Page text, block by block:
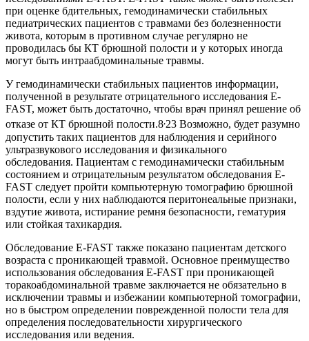
при оценке бдительных, гемодинамически стабильных
педиатрических пациентов с травмами без болезненности
живота, которым в противном случае регулярно не
проводилась бы КТ брюшной полости и у которых иногда
могут быть интраабдоминальные травмы.
У гемодинамически стабильных пациентов информации,
полученной в результате отрицательного исследования E-
FAST, может быть достаточно, чтобы врач принял решение об
отказе от КТ брюшной полости.8,23 Возможно, будет разумно
допустить таких пациентов для наблюдения и серийного
ультразвукового исследования и физикального
обследования. Пациентам с гемодинамически стабильным
состоянием и отрицательным результатом обследования E-
FAST следует пройти компьютерную томографию брюшной
полости, если у них наблюдаются перитонеальные признаки,
вздутие живота, истирание ремня безопасности, гематурия
или стойкая тахикардия.
Обследование E-FAST также показано пациентам детского
возраста с проникающей травмой. Основное преимущество
использования обследования E-FAST при проникающей
торакоабдоминальной травме заключается не обязательно в
исключении травмы и избежании компьютерной томографии,
но в быстром определении поврежденной полости тела для
определения последовательности хирургического
исследования или ведения.